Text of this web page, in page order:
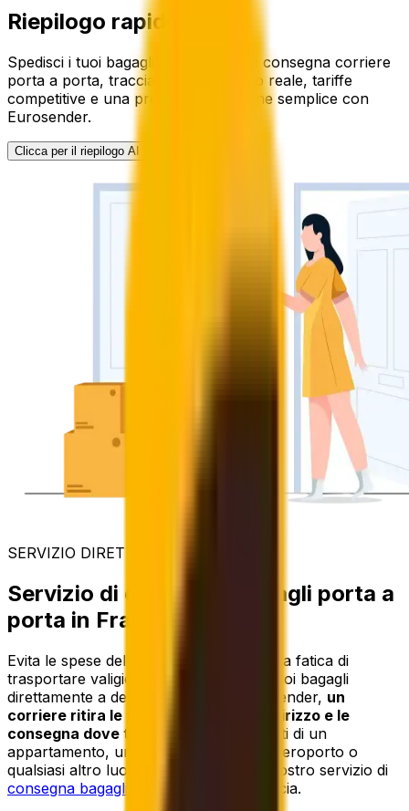
Riepilogo rapido
Spedisci i tuoi bagagli in Francia con consegna corriere
porta a porta, tracciamento in tempo reale, tariffe
competitive e una prenotazione online semplice con
Eurosender.
Clicca per il riepilogo AI
SERVIZIO DIRETTO
Servizio di consegna bagagli porta a
porta in Francia
Evita le spese delle compagnie aeree e la fatica di
trasportare valigie pesanti spedendo i tuoi bagagli
direttamente a destinazione. Con Eurosender, un
corriere ritira le tue valigie dal tuo indirizzo e le
consegna dove ti servono
- che si tratti di un
appartamento, un hotel, un porto, un aeroporto o
qualsiasi altro luogo. Scopri di più sul nostro servizio di
consegna bagagli porta a porta
in Francia.